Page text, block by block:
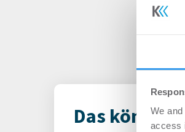
We and
access
Das könnte